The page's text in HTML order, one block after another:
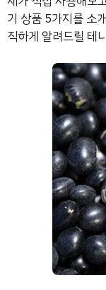
기 상품 5가지를 소
직하게 알려드릴 테